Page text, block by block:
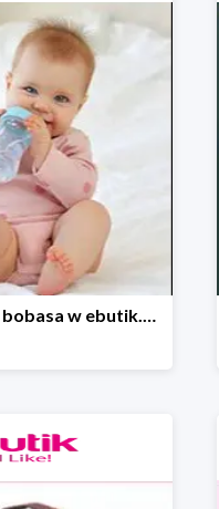
Akcesoria dla bobasa w ebutik.pl do -70%